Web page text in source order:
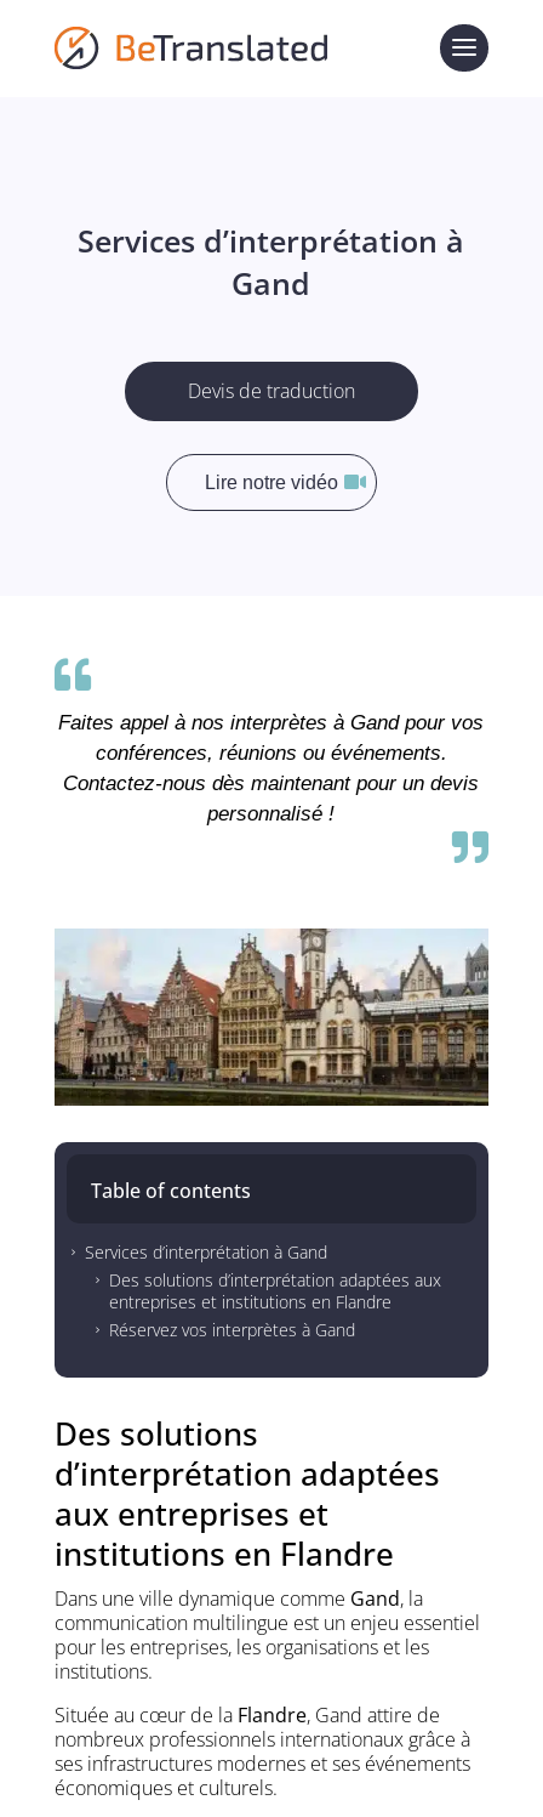
Services d’interprétation à
Gand
Devis de traduction
Lire notre vidéo

Faites appel à nos interprètes à Gand pour vos
conférences, réunions ou événements.
Contactez-nous dès maintenant pour un devis
personnalisé !

Table of contents
5 Services d’interprétation à Gand
5
Des solutions d’interprétation adaptées aux
entreprises et institutions en Flandre
5 Réservez vos interprètes à Gand
Des solutions
d’interprétation adaptées
aux entreprises et
institutions en Flandre
Dans une ville dynamique comme Gand, la
communication multilingue est un enjeu essentiel
pour les entreprises, les organisations et les
institutions.
Située au cœur de la Flandre, Gand attire de
nombreux professionnels internationaux grâce à
ses infrastructures modernes et ses événements
économiques et culturels.